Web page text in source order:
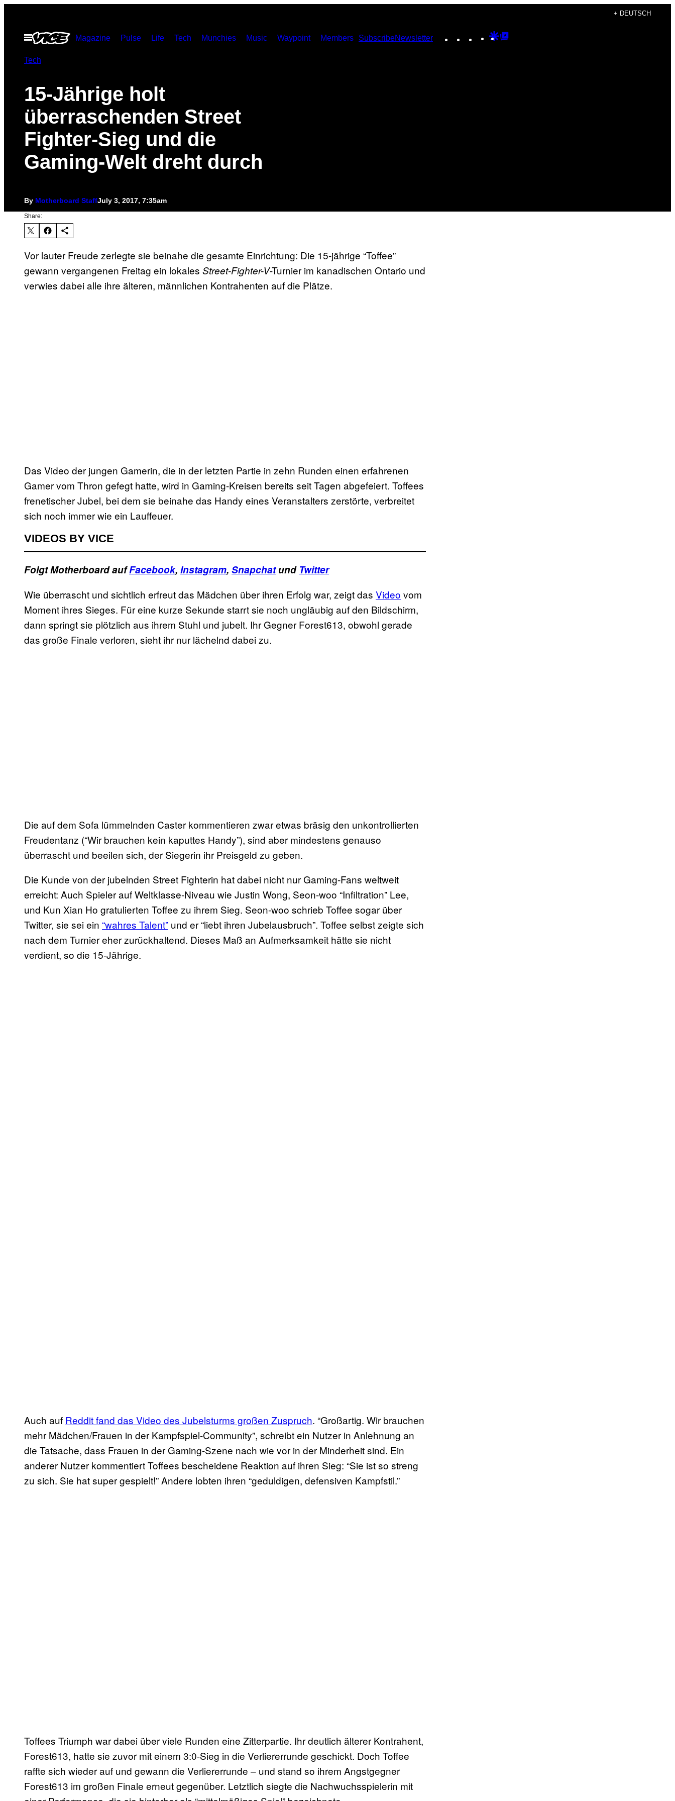
content
+ DEUTSCH
Open
Menu
Magazine Pulse Life Tech Munchies Music Waypoint Members SubscribeNewsletter Instagram
TikTokYouTube
Google
Tech
15-Jährige holt
überraschenden Street
Fighter-Sieg und die
Gaming-Welt dreht durch
By Motherboard StaffJuly 3, 2017, 7:35am
Share:
Vor lauter Freude zerlegte sie beinahe die gesamte Einrichtung: Die 15-jährige “Toffee”
gewann vergangenen Freitag ein lokales Street-Fighter-V-Turnier im kanadischen Ontario und
verwies dabei alle ihre älteren, männlichen Kontrahenten auf die Plätze.
Das Video der jungen Gamerin, die in der letzten Partie in zehn Runden einen erfahrenen
Gamer vom Thron gefegt hatte, wird in Gaming-Kreisen bereits seit Tagen abgefeiert. Toffees
frenetischer Jubel, bei dem sie beinahe das Handy eines Veranstalters zerstörte, verbreitet
sich noch immer wie ein Lauffeuer.
VIDEOS BY VICE
Folgt Motherboard aufFacebook, Instagram, Snapchatund Twitter
Wie überrascht und sichtlich erfreut das Mädchen über ihren Erfolg war, zeigt das Video vom
Moment ihres Sieges. Für eine kurze Sekunde starrt sie noch ungläubig auf den Bildschirm,
dann springt sie plötzlich aus ihrem Stuhl und jubelt. Ihr Gegner Forest613, obwohl gerade
das große Finale verloren, sieht ihr nur lächelnd dabei zu.
Die auf dem Sofa lümmelnden Caster kommentieren zwar etwas bräsig den unkontrollierten
Freudentanz (“Wir brauchen kein kaputtes Handy”), sind aber mindestens genauso
überrascht und beeilen sich, der Siegerin ihr Preisgeld zu geben.
Die Kunde von der jubelnden Street Fighterin hat dabei nicht nur Gaming-Fans weltweit
erreicht: Auch Spieler auf Weltklasse-Niveau wie Justin Wong, Seon-woo “Infiltration” Lee,
und Kun Xian Ho gratulierten Toffee zu ihrem Sieg. Seon-woo schrieb Toffee sogar über
Twitter, sie sei ein “wahres Talent” und er “liebt ihren Jubelausbruch”. Toffee selbst zeigte sich
nach dem Turnier eher zurückhaltend. Dieses Maß an Aufmerksamkeit hätte sie nicht
verdient, so die 15-Jährige.
Auch auf Reddit fand das Video des Jubelsturms großen Zuspruch. “Großartig. Wir brauchen
mehr Mädchen/Frauen in der Kampfspiel-Community”, schreibt ein Nutzer in Anlehnung an
die Tatsache, dass Frauen in der Gaming-Szene nach wie vor in der Minderheit sind. Ein
anderer Nutzer kommentiert Toffees bescheidene Reaktion auf ihren Sieg: “Sie ist so streng
zu sich. Sie hat super gespielt!” Andere lobten ihren “geduldigen, defensiven Kampfstil.”
Toffees Triumph war dabei über viele Runden eine Zitterpartie. Ihr deutlich älterer Kontrahent,
Forest613, hatte sie zuvor mit einem 3:0-Sieg in die Verliererrunde geschickt. Doch Toffee
raffte sich wieder auf und gewann die Verliererrunde – und stand so ihrem Angstgegner
Forest613 im großen Finale erneut gegenüber. Letztlich siegte die Nachwuchsspielerin mit